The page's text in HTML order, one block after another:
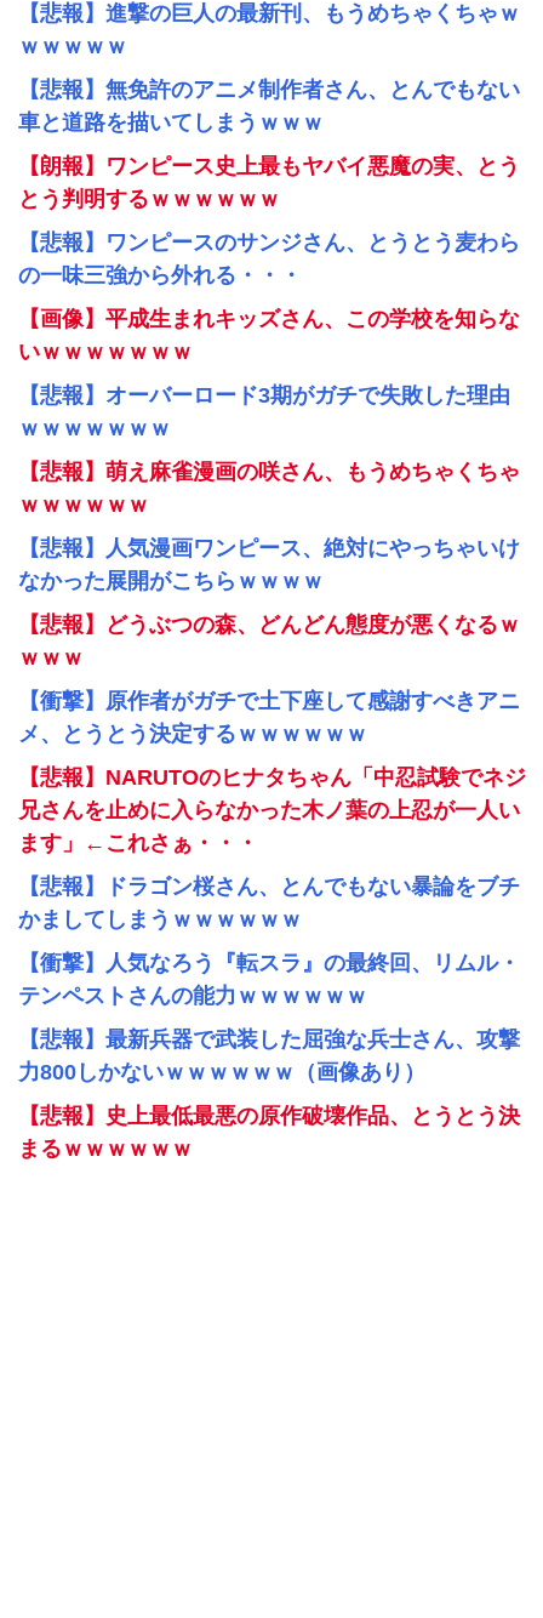
【悲報】進撃の巨人の最新刊、もうめちゃくちゃｗ
ｗｗｗｗｗ
【悲報】無免許のアニメ制作者さん、とんでもない
車と道路を描いてしまうｗｗｗ
【朗報】ワンピース史上最もヤバイ悪魔の実、とう
とう判明するｗｗｗｗｗｗ
【悲報】ワンピースのサンジさん、とうとう麦わら
の一味三強から外れる・・・
【画像】平成生まれキッズさん、この学校を知らな
いｗｗｗｗｗｗｗ
【悲報】オーバーロード3期がガチで失敗した理由
ｗｗｗｗｗｗｗ
【悲報】萌え麻雀漫画の咲さん、もうめちゃくちゃ
ｗｗｗｗｗｗ
【悲報】人気漫画ワンピース、絶対にやっちゃいけ
なかった展開がこちらｗｗｗｗ
【悲報】どうぶつの森、どんどん態度が悪くなるｗ
ｗｗｗ
【衝撃】原作者がガチで土下座して感謝すべきアニ
メ、とうとう決定するｗｗｗｗｗｗ
【悲報】NARUTOのヒナタちゃん「中忍試験でネジ
兄さんを止めに入らなかった木ノ葉の上忍が一人い
ます」←これさぁ・・・
【悲報】ドラゴン桜さん、とんでもない暴論をブチ
かましてしまうｗｗｗｗｗｗ
【衝撃】人気なろう『転スラ』の最終回、リムル・
テンペストさんの能力ｗｗｗｗｗｗ
【悲報】最新兵器で武装した屈強な兵士さん、攻撃
力800しかないｗｗｗｗｗｗ（画像あり）
【悲報】史上最低最悪の原作破壊作品、とうとう決
まるｗｗｗｗｗｗ